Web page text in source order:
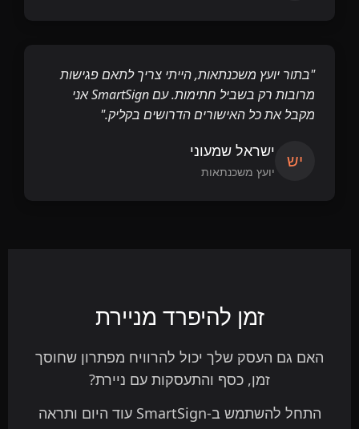
"בתור יועץ משכנתאות, הייתי צריך לתאם פגישות
מרובות רק בשביל חתימות. עם SmartSign אני
מקבל את כל האישורים הדרושים בקליק."
יש ישראל שמעוני
יועץ משכנתאות
זמן להיפרד מניירת
האם גם העסק שלך יכול להרוויח מפתרון שחוסך
זמן, כסף והתעסקות עם ניירת?
התחל להשתמש ב-SmartSign עוד היום ותראה